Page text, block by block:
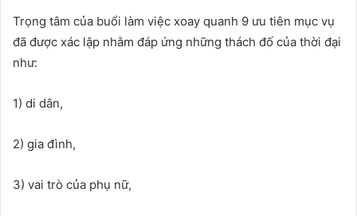
Trọng tâm của buổi làm việc xoay quanh 9 ưu tiên mục vụ
đã được xác lập nhằm đáp ứng những thách đố của thời đại
như:
1) di dân,
2) gia đình,
3) vai trò của phụ nữ,